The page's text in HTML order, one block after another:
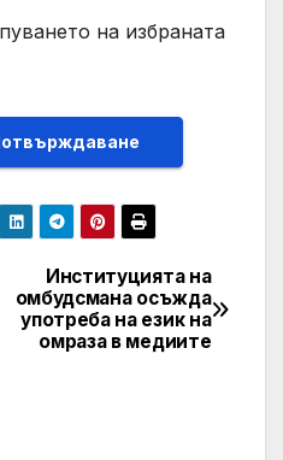
на избраната
Институцията на
омбудсмана осъжда
употреба на език на
омраза в медиите